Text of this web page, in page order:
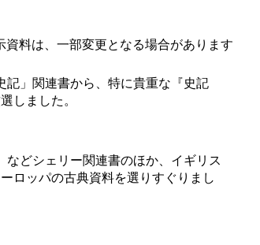
資料は、一部変更となる場合があります
」関連書から、特に貴重な『史記
しました。
どシェリー関連書のほか、イギリス
ロッパの古典資料を選りすぐりまし